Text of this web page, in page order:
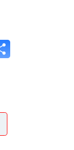
–